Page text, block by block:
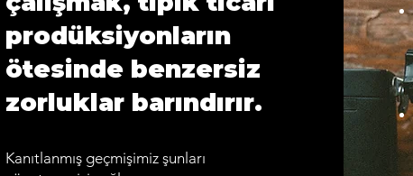
prodüksiyonların
ötesinde benzersiz
zorluklar barındırır.
Kanıtlanmış geçmişimiz şunları